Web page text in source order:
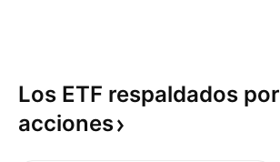
Los ETF respaldados por
acciones